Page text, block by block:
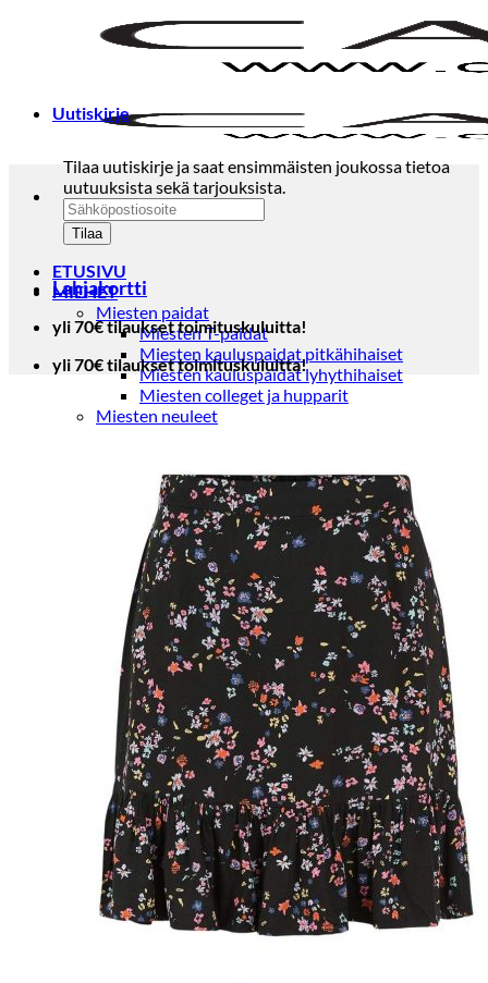
ETUSIVU
MIEHET
Miesten paidat
Miesten T-paidat
Miesten kauluspaidat pitkähihaiset
Miesten kauluspaidat lyhythihaiset
Miesten colleget ja hupparit
Miesten neuleet
Puvut ja blazerit
Puvut
Puvuntakit ja blazerit
Miesten housut
Miesten housut
Miesten farkut
Miesten collegehousut
Miesten shortsit
Miesten asusteet
Vyöt ja olkaimet
Solmiot, rusetit ja taskuliinat
Miesten päähineet, huivit ja käsineet
Miesten yöasut ja alusvaatteet
Miesten alusvaatteet
Miesten sukat
Miesten yöasut
Miesten aamutakit ja kylpytakit
Miesten takit
Miesten nahkatakit
Miesten kevät-ja syystakit
Miesten villakangastakit
Miesten talvitakit
Uutiskirje
Tilaa uutiskirje ja saat ensimmäisten joukossa tietoa
uutuuksista sekä tarjouksista.
Lahjakortti
yli 70€ tilaukset toimituskuluitta!
yli 70€ tilaukset toimituskuluitta!